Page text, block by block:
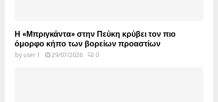
Η «Μπριγκάντα» στην Πεύκη κρύβει τον πιο
όμορφο κήπο των βορείων προαστίων
by user 1 29/07/2026 0